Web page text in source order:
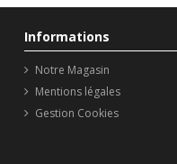
Informations
Notre Magasin
Mentions légales
Gestion Cookies